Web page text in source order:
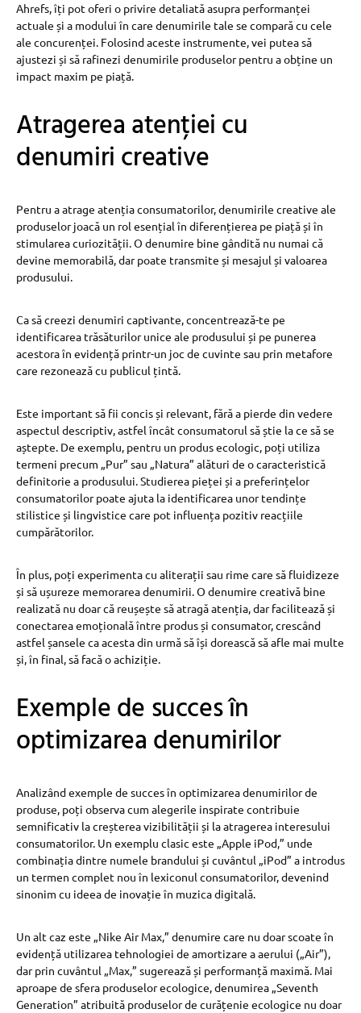
Ahrefs, îți pot oferi o privire detaliată asupra performanței
actuale și a modului în care denumirile tale se compară cu cele
ale concurenței. Folosind aceste instrumente, vei putea să
ajustezi și să rafinezi denumirile produselor pentru a obține un
impact maxim pe piață.
Atragerea atenției cu
denumiri creative
Pentru a atrage atenția consumatorilor, denumirile creative ale
produselor joacă un rol esențial în diferențierea pe piață și în
stimularea curiozității. O denumire bine gândită nu numai că
devine memorabilă, dar poate transmite și mesajul și valoarea
produsului.
Ca să creezi denumiri captivante, concentrează-te pe
identificarea trăsăturilor unice ale produsului și pe punerea
acestora în evidență printr-un joc de cuvinte sau prin metafore
care rezonează cu publicul țintă.
Este important să fii concis și relevant, fără a pierde din vedere
aspectul descriptiv, astfel încât consumatorul să știe la ce să se
aștepte. De exemplu, pentru un produs ecologic, poți utiliza
termeni precum „Pur” sau „Natura” alături de o caracteristică
definitorie a produsului. Studierea pieței și a preferințelor
consumatorilor poate ajuta la identificarea unor tendințe
stilistice și lingvistice care pot influența pozitiv reacțiile
cumpărătorilor.
În plus, poți experimenta cu aliterații sau rime care să fluidizeze
și să ușureze memorarea denumirii. O denumire creativă bine
realizată nu doar că reușește să atragă atenția, dar facilitează și
conectarea emoțională între produs și consumator, crescând
astfel șansele ca acesta din urmă să își dorească să afle mai multe
și, în final, să facă o achiziție.
Exemple de succes în
optimizarea denumirilor
Analizând exemple de succes în optimizarea denumirilor de
produse, poți observa cum alegerile inspirate contribuie
semnificativ la creșterea vizibilității și la atragerea interesului
consumatorilor. Un exemplu clasic este „Apple iPod,” unde
combinația dintre numele brandului și cuvântul „iPod” a introdus
un termen complet nou în lexiconul consumatorilor, devenind
sinonim cu ideea de inovație în muzica digitală.
Un alt caz este „Nike Air Max,” denumire care nu doar scoate în
evidență utilizarea tehnologiei de amortizare a aerului („Air”),
dar prin cuvântul „Max,” sugerează și performanță maximă. Mai
aproape de sfera produselor ecologice, denumirea „Seventh
Generation” atribuită produselor de curățenie ecologice nu doar